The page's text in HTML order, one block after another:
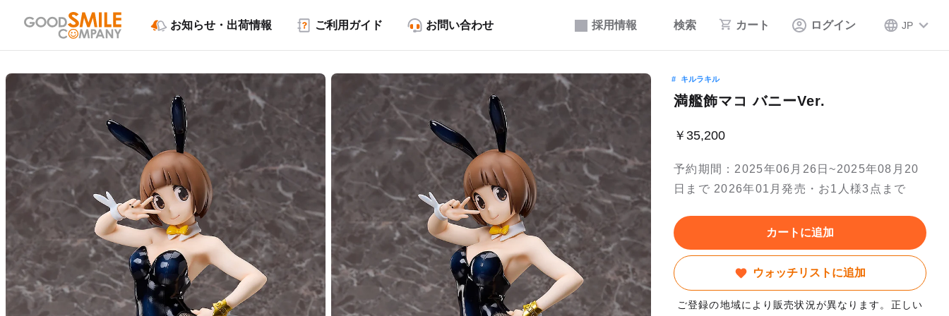
採用情報 検索 カート ログイン JP
お知らせ・出荷情報 ご利用ガイド お問い合わせ
キルラキル
満艦飾マコ バニーVer.
￥35,200
予約期間：2025年06月26日~2025年08月20
日まで 2026年01月発売・お1人様3点まで
カートに追加
ウォッチリストに追加
ご登録の地域により販売状況が異なります。正しい